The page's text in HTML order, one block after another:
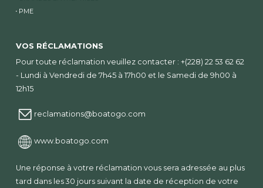
PME
VOS RÉCLAMATIONS
Pour toute réclamation veuillez contacter : +(228) 22 53 62 62
- Lundi à Vendredi de 7h45 à 17h00 et le Samedi de 9h00 à
12h15
reclamations@boatogo.com
www.boatogo.com
Une réponse à votre réclamation vous sera adressée au plus
tard dans les 30 jours suivant la date de réception de votre